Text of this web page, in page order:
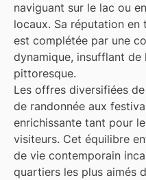
naviguant sur le lac ou
locaux. Sa réputation
est complétée par une
dynamique, insufflant de
pittoresque.
Les offres diversifiées
de randonnée aux
enrichissante tant pour
visiteurs. Cet équilibre
de vie contemporain
quartiers les plus aimés